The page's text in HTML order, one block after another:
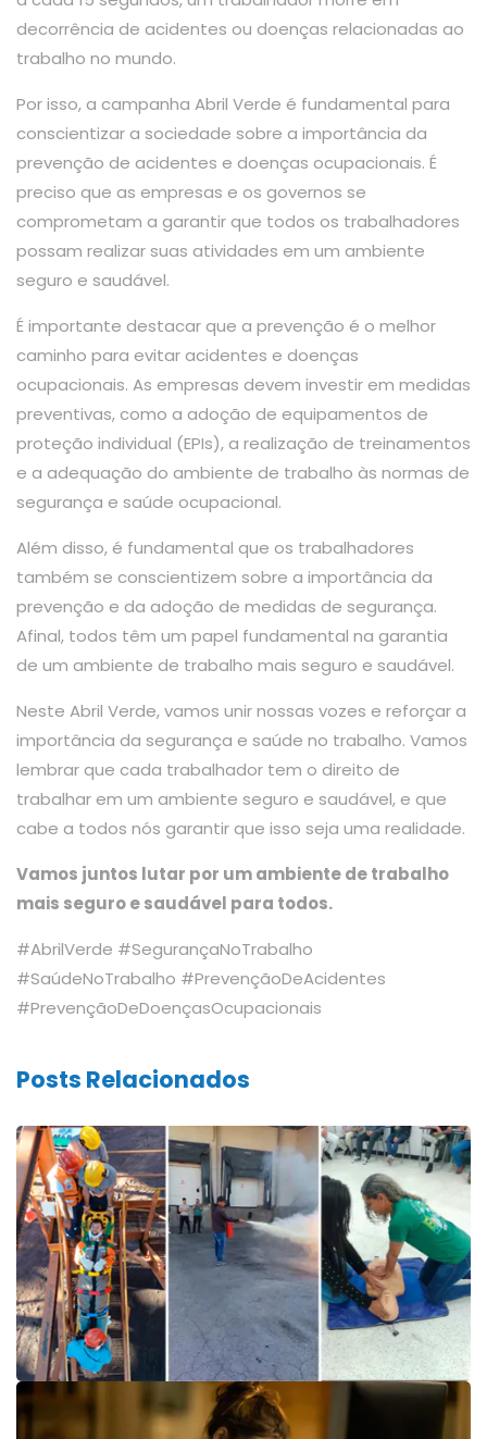
decorrência de acidentes ou doenças relacionadas ao
trabalho no mundo.
Por isso, a campanha Abril Verde é fundamental para
conscientizar a sociedade sobre a importância da
prevenção de acidentes e doenças ocupacionais. É
preciso que as empresas e os governos se
comprometam a garantir que todos os trabalhadores
possam realizar suas atividades em um ambiente
seguro e saudável.
É importante destacar que a prevenção é o melhor
caminho para evitar acidentes e doenças
ocupacionais. As empresas devem investir em medidas
preventivas, como a adoção de equipamentos de
proteção individual (EPIs), a realização de treinamentos
e a adequação do ambiente de trabalho às normas de
segurança e saúde ocupacional.
Além disso, é fundamental que os trabalhadores
também se conscientizem sobre a importância da
prevenção e da adoção de medidas de segurança.
Afinal, todos têm um papel fundamental na garantia
de um ambiente de trabalho mais seguro e saudável.
Neste Abril Verde, vamos unir nossas vozes e reforçar a
importância da segurança e saúde no trabalho. Vamos
lembrar que cada trabalhador tem o direito de
trabalhar em um ambiente seguro e saudável, e que
cabe a todos nós garantir que isso seja uma realidade.
Vamos juntos lutar por um ambiente de trabalho
mais seguro e saudável para todos.
#AbrilVerde #SegurançaNoTrabalho
#SaúdeNoTrabalho #PrevençãoDeAcidentes
#PrevençãoDeDoençasOcupacionais
Posts Relacionados